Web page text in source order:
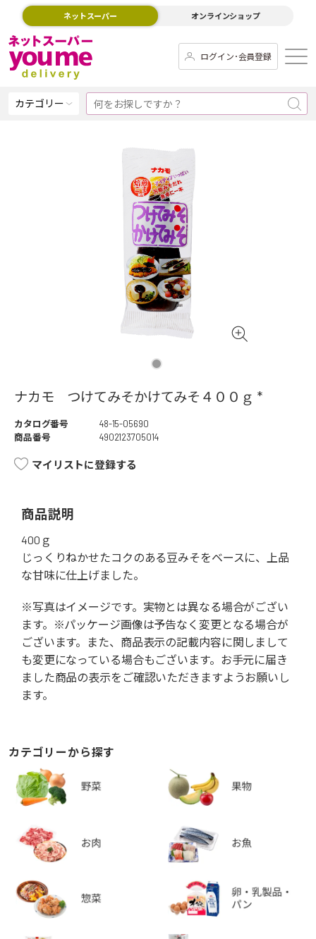
ネットスーパー オンラインショップ
ログイン･会員登録
カテゴリー
ナカモ つけてみそかけてみそ４００ｇ *
カタログ番号
48-15-05690
商品番号
4902123705014
マイリストに登録する
商品説明
400ｇ
じっくりねかせたコクのある豆みそをベースに、上品
な甘味に仕上げました。
※写真はイメージです。実物とは異なる場合がござい
ます。※パッケージ画像は予告なく変更となる場合が
ございます。また、商品表示の記載内容に関しまして
も変更になっている場合もございます。お手元に届き
ました商品の表示をご確認いただきますようお願いし
ます。
カテゴリーから探す